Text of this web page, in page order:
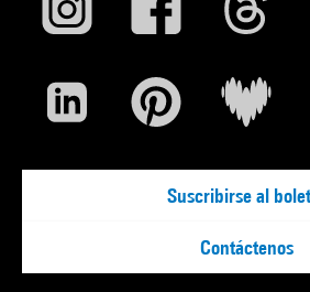
Suscribirse al
Contáctenos